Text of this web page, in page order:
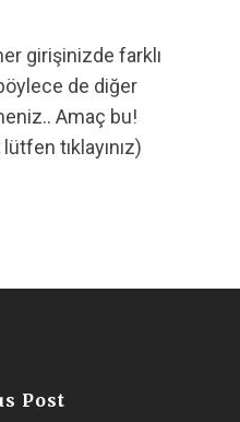
girişinizde farklı
de diğer
Amaç bu!
lütfen tıklayınız)
Post